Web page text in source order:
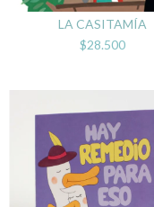
LA CASITAMÍA
$28.500